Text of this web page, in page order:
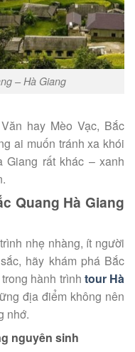
– Hà Giang
hay Mèo Vạc, Bắc
ai muốn tránh xa khói
Giang rất khác – xanh
Quang Hà Giang
nhẹ nhàng, ít người
hãy khám phá Bắc
hành trình tour Hà
địa điểm không nên
nhớ.
nguyên sinh